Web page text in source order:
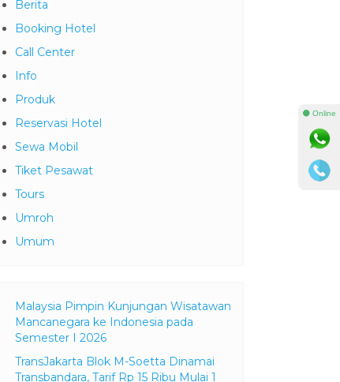
Berita
Booking Hotel
Call Center
Info
Produk
Reservasi Hotel
Sewa Mobil
Tiket Pesawat
Tours
Umroh
Malaysia Pimpin Kunjungan Wisatawan
Mancanegara ke Indonesia pada
Semester I 2026
⚫ Online